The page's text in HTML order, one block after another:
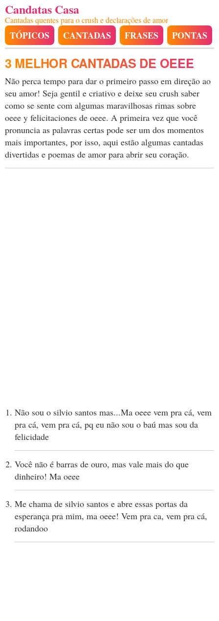
Candatas Casa
Cantadas quentes para o crush e declarações de amor
TÓPICOS CANTADAS FRASES PONTAS
3 MELHOR CANTADAS DE OEEE
Não perca tempo para dar o primeiro passo em direção ao
seu amor! Seja gentil e criativo e deixe seu crush saber
como se sente com algumas maravilhosas rimas sobre
oeee y felicitaciones de oeee. A primeira vez que você
pronuncia as palavras certas pode ser um dos momentos
mais importantes, por isso, aqui estão algumas cantadas
divertidas e poemas de amor para abrir seu coração.
Não sou o silvio santos mas...Ma oeee vem pra cá, vem
pra cá, vem pra cá, pq eu não sou o baú mas sou da
felicidade
Você não é barras de ouro, mas vale mais do que
dinheiro! Ma oeee
Me chama de silvio santos e abre essas portas da
esperança pra mim, ma oeee! Vem pra ca, vem pra cá,
rodandoo